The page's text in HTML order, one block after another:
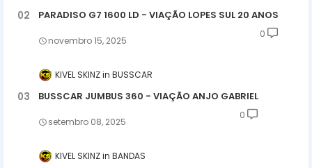
PARADISO G7 1600 LD - VIAÇÃO LOPES SUL 20 ANOS
novembro 15, 2025
0
KIVEL SKINZ BUSSCAR
BUSSCAR JUMBUS 360 - VIAÇÃO ANJO GABRIEL
setembro 08, 2025
0
KIVEL SKINZ BANDAS